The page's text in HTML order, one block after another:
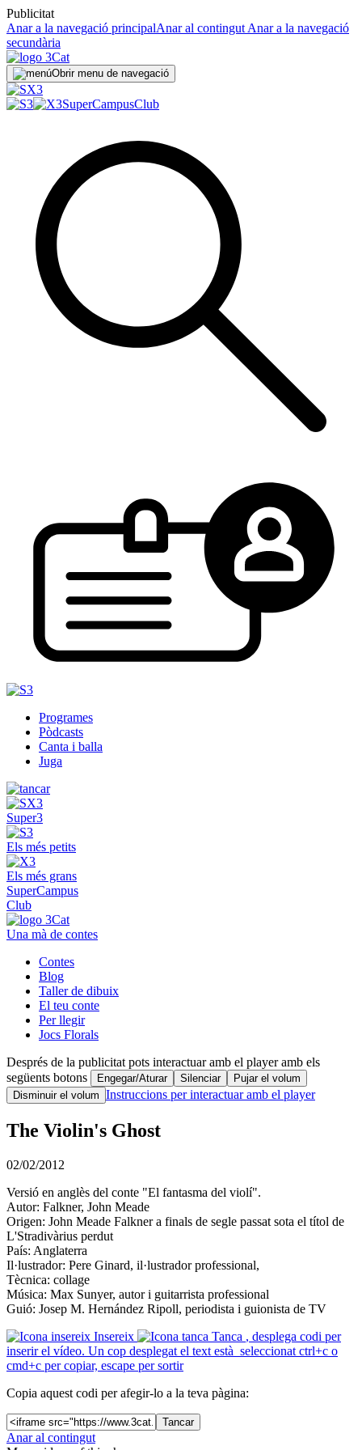
Publicitat
Anar a la navegació principalAnar al contingut Anar a la navegació
secundària
Obrir menu de navegació
SuperCampusClub
Programes
Pòdcasts
Canta i balla
Juga
Super3
Els més petits
Els més grans
SuperCampus
Club
Una mà de contes
Contes
Blog
Taller de dibuix
El teu conte
Per llegir
Jocs Florals
Després de la publicitat pots interactuar amb el player amb els
següents botons
Engegar/Aturar Silenciar
Pujar el volum
Disminuir el volum Instruccions per interactuar amb el player
The Violin's Ghost
02/02/2012
Versió en anglès del conte "El fantasma del violí".
Autor: Falkner, John Meade
Origen: John Meade Falkner a finals de segle passat sota el títol de
L'Stradivàrius perdut
País: Anglaterra
Il·lustrador: Pere Ginard, il·lustrador professional,
Tècnica: collage
Música: Max Sunyer, autor i guitarrista professional
Guió: Josep M. Hernández Ripoll, periodista i guionista de TV
Insereix
Tanca , desplega codi per
inserir el vídeo. Un cop desplegat el text està seleccionat ctrl+c o
cmd+c per copiar, escape per sortir
Copia aquest codi per afegir-lo a la teva pàgina:
Tancar
Anar al contingut